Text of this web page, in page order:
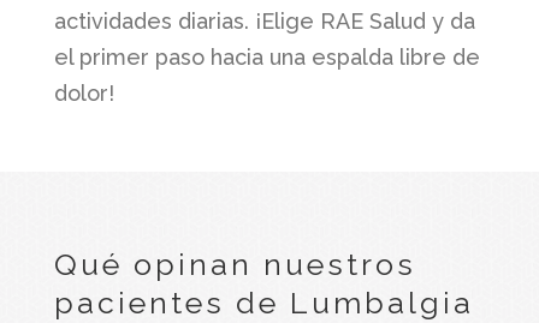
actividades diarias. ¡Elige RAE Salud y da
el primer paso hacia una espalda libre de
dolor!
Qué opinan nuestros
pacientes de Lumbalgia